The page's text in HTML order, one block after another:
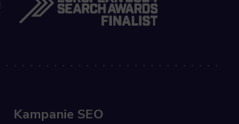
Kampanie SEO